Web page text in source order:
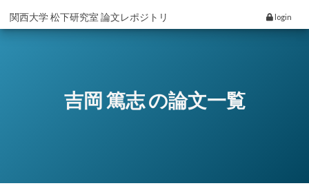
関西大学 松下研究室 論文レポジトリ login
吉岡 篤志 の論文一覧